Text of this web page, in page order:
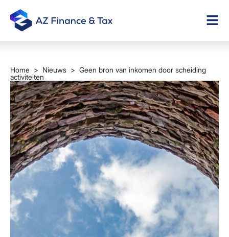
Home > Nieuws > Geen bron van inkomen door scheiding
activiteiten